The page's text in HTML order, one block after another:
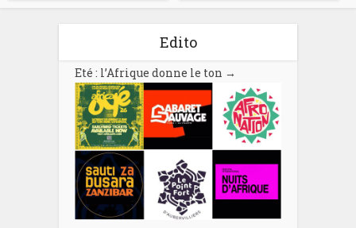
Edito
Eté : l’Afrique donne le ton →